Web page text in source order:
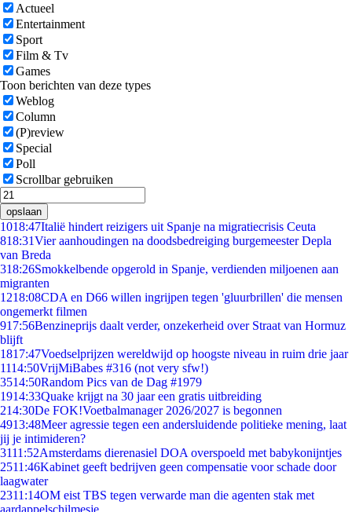
Actueel
Entertainment
Sport
Film & Tv
Games
Toon berichten van deze types
Weblog
Column
(P)review
Special
Poll
Scrollbar gebruiken
opslaan
1018:47Italië hindert reizigers uit Spanje na migratiecrisis Ceuta
818:31Vier aanhoudingen na doodsbedreiging burgemeester Depla
van Breda
318:26Smokkelbende opgerold in Spanje, verdienden miljoenen aan
migranten
1218:08CDA en D66 willen ingrijpen tegen 'gluurbrillen' die mensen
ongemerkt filmen
917:56Benzineprijs daalt verder, onzekerheid over Straat van Hormuz
blijft
1817:47Voedselprijzen wereldwijd op hoogste niveau in ruim drie jaar
1114:50VrijMiBabes #316 (not very sfw!)
3514:50Random Pics van de Dag #1979
1914:33Quake krijgt na 30 jaar een gratis uitbreiding
214:30De FOK!Voetbalmanager 2026/2027 is begonnen
4913:48Meer agressie tegen een andersluidende politieke mening, laat
jij je intimideren?
3111:52Amsterdams dierenasiel DOA overspoeld met babykonijntjes
2511:46Kabinet geeft bedrijven geen compensatie voor schade door
laagwater
2311:14OM eist TBS tegen verwarde man die agenten stak met
aardappelschilmesje